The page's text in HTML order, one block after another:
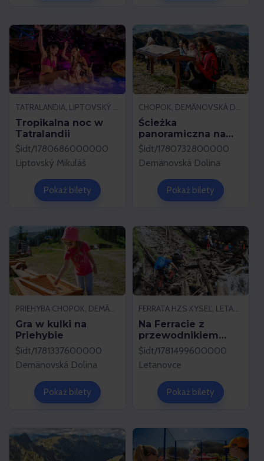
TATRALANDIA, LIPTOVSKÝ MIKULÁŠ
Tropikalna noc w
Tatralandii
$idt/1780686000000
Liptovský Mikuláš
Pokaż bilety
CHOPOK, DEMÄNOVSKÁ DOLINA
Ścieżka
panoramiczna na
Chopoku
$idt/1780732800000
Demänovská Dolina
Pokaż bilety
PRIEHYBA CHOPOK, DEMÄNOVSKÁ DOLINA
Gra w kulki na
Priehybie
$idt/1781337600000
Demänovská Dolina
Pokaż bilety
FERRATA HZS KYSEĽ, LETANOVCE
Na Ferracie z
przewodnikiem
górskim
$idt/1781499600000
Letanovce
Pokaż bilety